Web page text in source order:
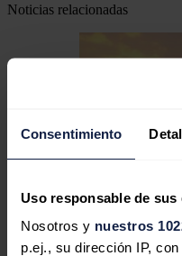
Consentimiento
Uso responsable de sus
Nosotros y nuestros
p.ej., su dirección IP,
Noticias relacionadas